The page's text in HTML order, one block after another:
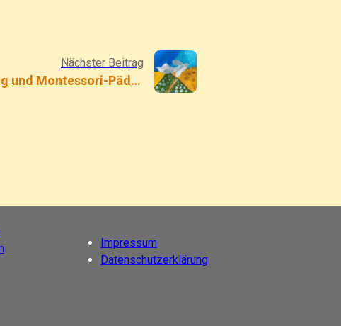
Nächster Beitrag
Friedenserziehung und Montessori-Pädagogik
Impressum
Datenschutzerklärung